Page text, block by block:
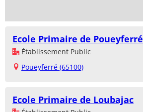
Ecole Primaire de Poueyferré
Établissement Public
Poueyferré (65100)
Ecole Primaire de Loubajac